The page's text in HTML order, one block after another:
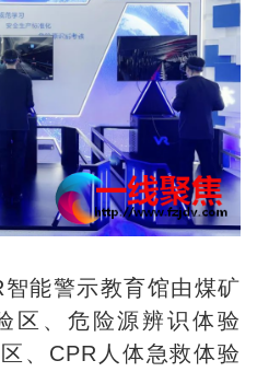
能警示教育馆由煤矿
区、危险源辨识体验
、CPR人体急救体验